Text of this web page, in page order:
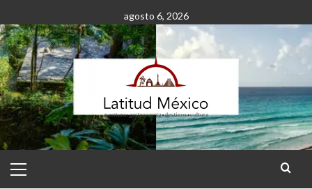
al
contenido
agosto 6, 2026
principal